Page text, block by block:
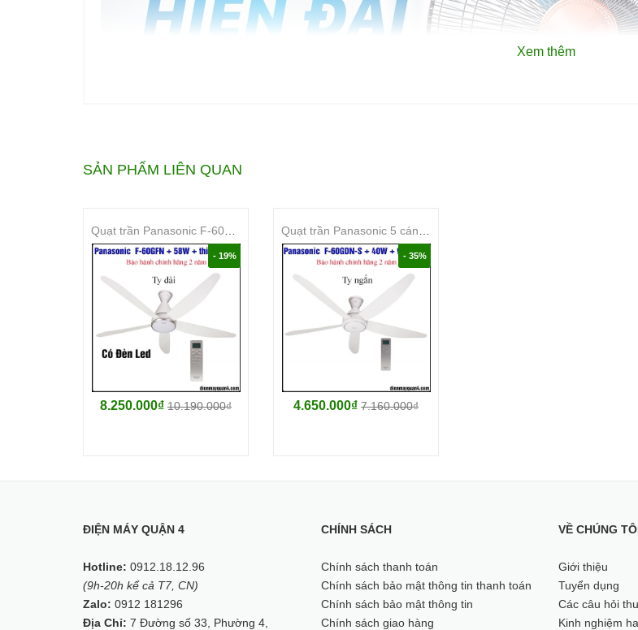
Thông Số Kỹ Thuật:
- Dòng sản phẩm : Quạt treo lifestyle cơ
- Điện áp : 220V/50Hz (-20% / +10%)
Xem thêm
SẢN PHẨM LIÊN QUAN
- 19%
8.250.000₫ 10.190.000₫
- 35%
4.650.000₫ 7.160.000₫
ĐIỆN MÁY QUẬN 4
Hotline: 0912.18.12.96
(9h-20h kể cả T7, CN)
Zalo: 0912 181296
Địa Chỉ: 7 Đường số 33, Phường 4,
CHÍNH SÁCH
Chính sách thanh toán
Chính sách bảo mật thông tin thanh toán
Chính sách bảo mật thông tin
Chính sách giao hàng
VỀ CHÚNG
Giới thiệu
Tuyển dụng
Các câu hỏi
Kinh nghiệm